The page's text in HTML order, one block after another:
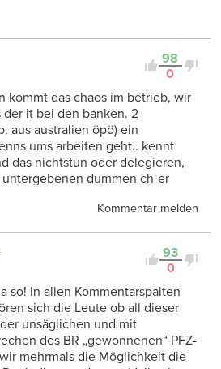
98
0
kommt das chaos im betrieb, wir
der it bei den banken. 2
aus australien öpö) ein
ums arbeiten geht.. kennt
das nichtstun oder delegieren,
dummen ch-er
Kommentar melden
93
0
so! In allen Kommentarspalten
sich die Leute ob all dieser
unsäglichen und mit
des BR „gewonnenen“ PFZ-
mehrmals die Möglichkeit die